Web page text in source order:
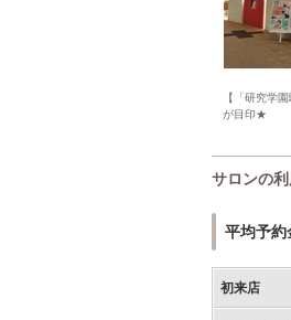
【「研究学
が目印★
サロンの
平均予約
初来店